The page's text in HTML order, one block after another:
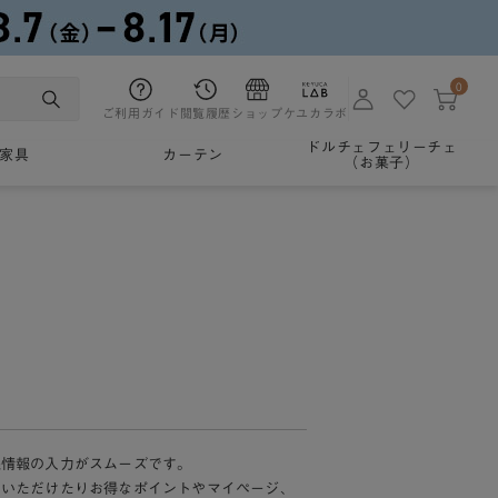
ご利用ガイド 閲覧履歴 ショップケユカラボ
0
家具 カーテン
ドルチェフェリーチェ
（お菓子）
報の入力がスムーズです。
ただけたりお得なポイントやマイページ、